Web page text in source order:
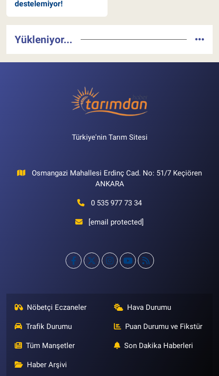
destelemiyor!
Yükleniyor...
Türkiye'nin Tarım Sitesi
Osmangazi Mahallesi Erdinç Cad. No: 51/7 Keçiören
ANKARA
0 535 977 73 34
[email protected]
Nöbetçi Eczaneler Hava Durumu
Trafik Durumu Puan Durumu ve Fikstür
Tüm Manşetler Son Dakika Haberleri
Haber Arşivi